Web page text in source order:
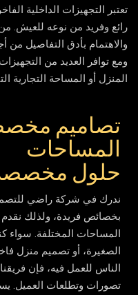
تعتبر التجهيزات الداخلية
رائع وفريد من نوعه للعيش.
والاهتمام بأدق التفاصيل من
ومع توافر العديد من
المنزل أو المساحة
تصاميم
المساحات
حلول
ندرك في شركة راضي
بخصائص فريدة، ولذلك
المساحات المختلفة.
الصغيرة، أو تصميم منزل
الناس للعمل فيه، فإن
تصورات وتطلعات العميل.